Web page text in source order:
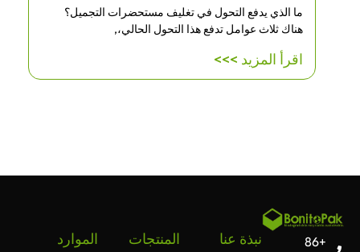
ما الذي يدفع التحول في تغليف مستحضرات التجميل؟
هناك ثلاث عوامل تدفع هذا التحول الحالي،,
اقرأ المزيد >>>
+86
نبذة عنا المنتجات الموارد